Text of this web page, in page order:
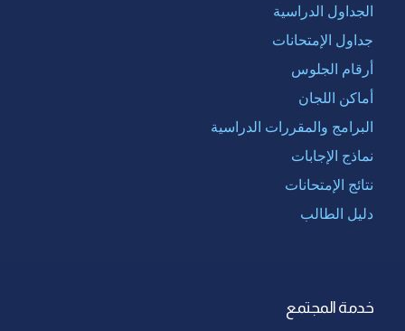
الجداول الدراسية
جداول الإمتحانات
أرقام الجلوس
أماكن اللجان
البرامج والمقررات الدراسية
نماذج الإجابات
نتائج الإمتحانات
دليل الطالب
خدمة المجتمع